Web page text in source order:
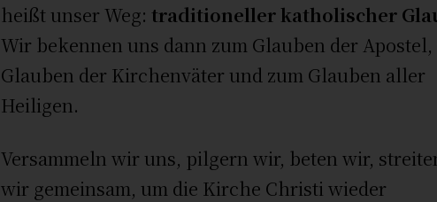
heißt unser Weg: traditioneller katholischer
Wir bekennen uns dann zum Glauben der Apostel,
Glauben der Kirchenväter und zum Glauben aller
Heiligen.
Versammeln wir uns, pilgern wir, beten wir,
wir gemeinsam, um die Kirche Christi wieder